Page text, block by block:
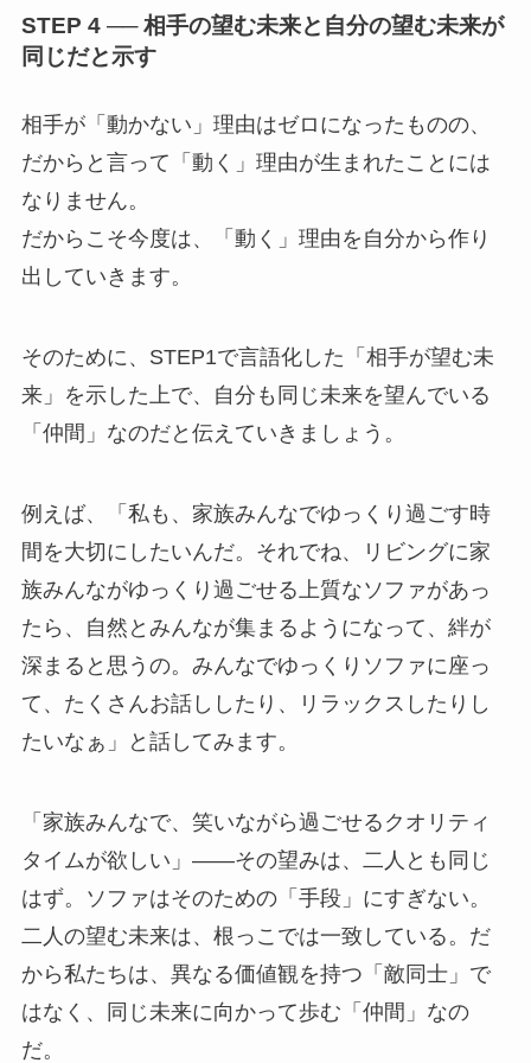
STEP 4 ── 相手の望む未来と自分の望む未来が
同じだと示す
相手が「動かない」理由はゼロになったものの、
だからと言って「動く」理由が生まれたことには
なりません。
だからこそ今度は、「動く」理由を自分から作り
出していきます。
そのために、STEP1で言語化した「相手が望む未
来」を示した上で、自分も同じ未来を望んでいる
「仲間」なのだと伝えていきましょう。
例えば、「私も、家族みんなでゆっくり過ごす時
間を大切にしたいんだ。それでね、リビングに家
族みんながゆっくり過ごせる上質なソファがあっ
たら、自然とみんなが集まるようになって、絆が
深まると思うの。みんなでゆっくりソファに座っ
て、たくさんお話ししたり、リラックスしたりし
たいなぁ」と話してみます。
「家族みんなで、笑いながら過ごせるクオリティ
タイムが欲しい」——その望みは、二人とも同じ
はず。ソファはそのための「手段」にすぎない。
二人の望む未来は、根っこでは一致している。だ
から私たちは、異なる価値観を持つ「敵同士」で
はなく、同じ未来に向かって歩む「仲間」なの
だ。